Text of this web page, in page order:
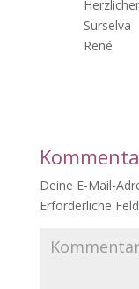
Surselva
René
Deine E-Mail-
Erforderliche